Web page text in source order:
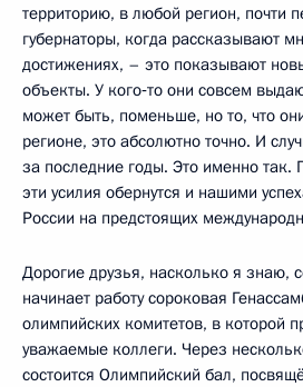
территорию, в любой регион, почти
губернаторы, когда рассказывают
достижениях, – это показывают
объекты. У кого‑то они совсем
может быть, поменьше, но то, что
регионе, это абсолютно точно. И
за последние годы. Это именно так.
эти усилия обернутся и нашими
России на предстоящих
Дорогие друзья, насколько я знаю,
начинает работу сороковая
олимпийских комитетов, в которой
уважаемые коллеги. Через
состоится Олимпийский бал,